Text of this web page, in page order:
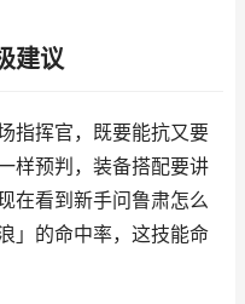
建议
指挥官，既要能抗又要
样预判，装备搭配要讲
在看到新手问鲁肃怎么
」的命中率，这技能命